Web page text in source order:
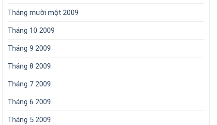
Tháng mười một 2009
Tháng 10 2009
Tháng 9 2009
Tháng 8 2009
Tháng 7 2009
Tháng 6 2009
Tháng 5 2009